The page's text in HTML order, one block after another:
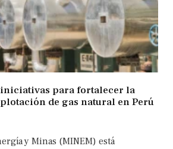
para fortalecer la
de gas natural en Perú
y Minas (MINEM) está